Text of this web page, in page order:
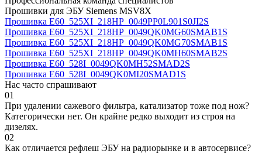
Прошивки для ЭБУ Siemens MSV8X
Прошивка E60_525XI_218HP_0049PP0L901S0JI2S
Прошивка E60_525XI_218HP_0049QK0MG60SMAB1S
Прошивка E60_525XI_218HP_0049QK0MG70SMAB1S
Прошивка E60_525XI_218HP_0049QK0MH60SMAB2S
Прошивка E60_528I_0049QK0MH52SMAD2S
Прошивка E60_528I_0049QK0MI20SMAD1S
Нас часто спрашивают
01
При удалении сажевого фильтра, катализатор тоже под нож?
Категорически нет. Он крайне редко выходит из строя на
дизелях.
02
Как отличается рефлеш ЭБУ на радиорынке и в автосервисе?